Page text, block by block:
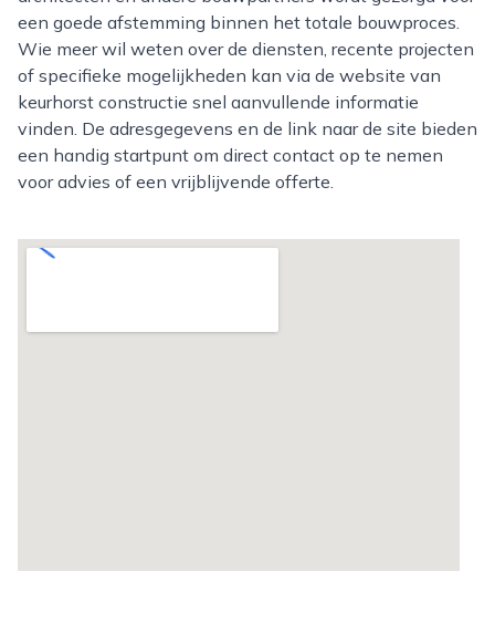
een goede afstemming binnen het totale bouwproces.
Wie meer wil weten over de diensten, recente projecten
of specifieke mogelijkheden kan via de website van
keurhorst constructie snel aanvullende informatie
vinden. De adresgegevens en de link naar de site bieden
een handig startpunt om direct contact op te nemen
voor advies of een vrijblijvende offerte.